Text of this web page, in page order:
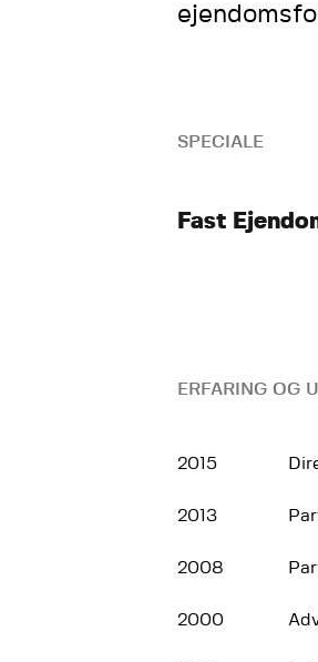
SPECIALE
Fast
ERFARING OG
2015
2013
2008
2000